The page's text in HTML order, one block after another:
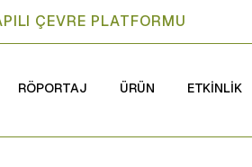
ÇEVRE PLATFORMU
RÖPORTAJ ÜRÜN ETKİNLİK